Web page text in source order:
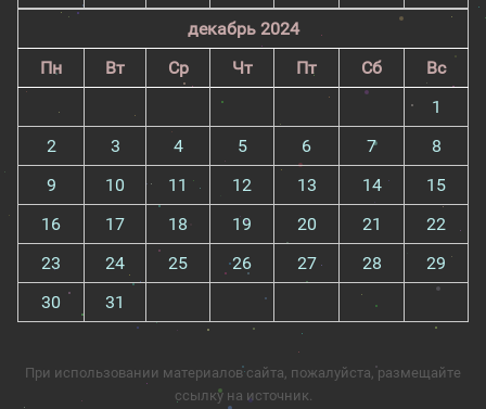
декабрь 2024
Пн
Вт Ср Чт Пт Сб
Вс
1
2
3 4 5 6 7
8
9
10 11 12 13 14
15
16
17 18 19 20 21
22
23
24 25 26 27 28
29
30
31
При использовании материалов сайта, пожалуйста, размещайте
ссылку на источник.